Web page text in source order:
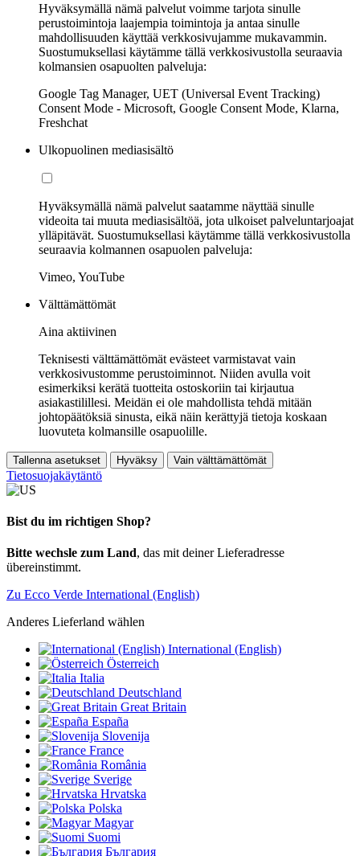
Hyväksymällä nämä palvelut voimme tarjota sinulle
perustoimintoja laajempia toimintoja ja antaa sinulle
mahdollisuuden käyttää verkkosivujamme mukavammin.
Suostumuksellasi käytämme tällä verkkosivustolla seuraavia
kolmansien osapuolten palveluja:
Google Tag Manager, UET (Universal Event Tracking)
Consent Mode - Microsoft, Google Consent Mode, Klarna,
Freshchat
Ulkopuolinen mediasisältö
Hyväksymällä nämä palvelut saatamme näyttää sinulle
videoita tai muuta mediasisältöä, jota ulkoiset palveluntarjoajat
ylläpitävät. Suostumuksellasi käytämme tällä verkkosivustolla
seuraavia kolmannen osapuolen palveluja:
Vimeo, YouTube
Välttämättömät
Aina aktiivinen
Teknisesti välttämättömät evästeet varmistavat vain
verkkosivustomme perustoiminnot. Niiden avulla voit
esimerkiksi kerätä tuotteita ostoskoriin tai kirjautua
asiakastilillesi. Meidän ei ole mahdollista tehdä mitään
johtopäätöksiä sinusta, eikä näin kerättyjä tietoja koskaan
luovuteta kolmansille osapuolille.
Tallenna asetukset Hyväksy Vain välttämättömät
Tietosuojakäytäntö
Bist du im richtigen Shop?
Bitte wechsle zum Land, das mit deiner Lieferadresse
übereinstimmt.
Zu Ecco Verde International (English)
Anderes Lieferland wählen
International (English)
Österreich
Italia
Deutschland
Great Britain
España
Slovenija
France
România
Sverige
Hrvatska
Polska
Magyar
Suomi
България